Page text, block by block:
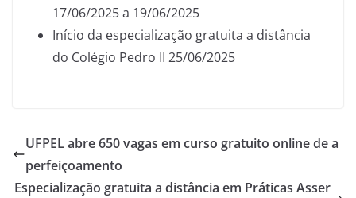
17/06/2025 a 19/06/2025
Início da especialização gratuita a distância
do Colégio Pedro II 25/06/2025
UFPEL abre 650 vagas em curso gratuito online de a
perfeiçoamento
Especialização gratuita a distância em Práticas Asser